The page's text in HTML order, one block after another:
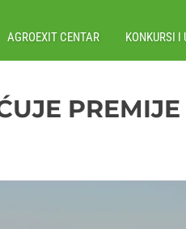
AGROEXIT CENTAR KONKURSI I